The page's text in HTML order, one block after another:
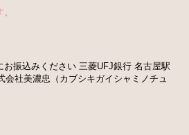
お振込みください 三菱UFJ銀行 名古屋駅
会社美濃忠（カブシキガイシャミノチュ